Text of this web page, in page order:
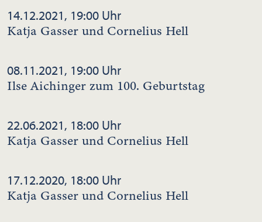
14.12.2021, 19:00 Uhr
Katja Gasser und Cornelius Hell
08.11.2021, 19:00 Uhr
Ilse Aichinger zum 100. Geburtstag
22.06.2021, 18:00 Uhr
Katja Gasser und Cornelius Hell
17.12.2020, 18:00 Uhr
Katja Gasser und Cornelius Hell